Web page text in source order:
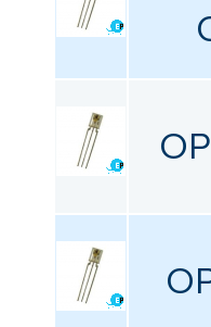
Количество
Тип выхода